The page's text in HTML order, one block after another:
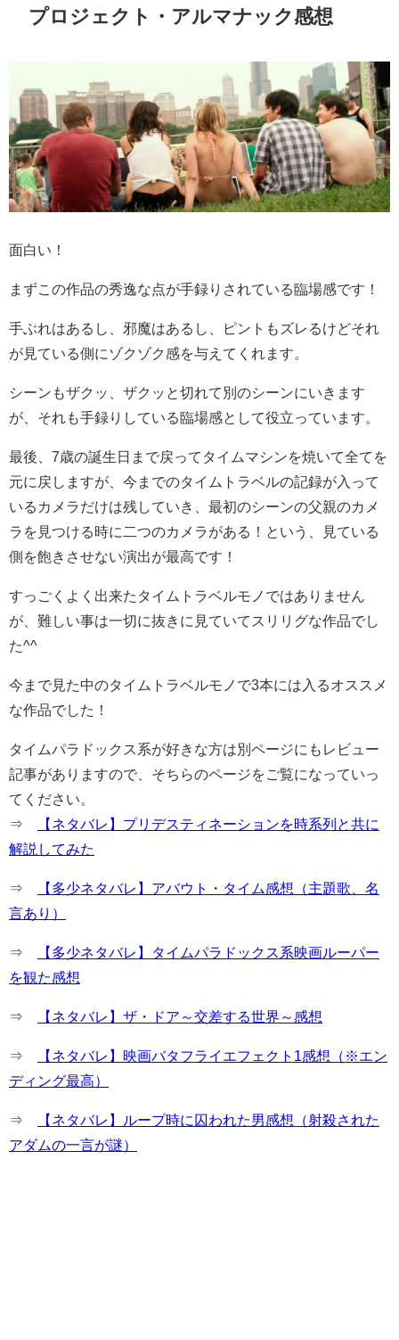
プロジェクト・アルマナック感想
面白い！
まずこの作品の秀逸な点が手録りされている臨場感です！
手ぶれはあるし、邪魔はあるし、ピントもズレるけどそれ
が見ている側にゾクゾク感を与えてくれます。
シーンもザクッ、ザクッと切れて別のシーンにいきます
が、それも手録りしている臨場感として役立っています。
最後、7歳の誕生日まで戻ってタイムマシンを焼いて全てを
元に戻しますが、今までのタイムトラベルの記録が入って
いるカメラだけは残していき、最初のシーンの父親のカメ
ラを見つける時に二つのカメラがある！という、見ている
側を飽きさせない演出が最高です！
すっごくよく出来たタイムトラベルモノではありません
が、難しい事は一切に抜きに見ていてスリリグな作品でし
た^^
今まで見た中のタイムトラベルモノで3本には入るオススメ
な作品でした！
タイムパラドックス系が好きな方は別ページにもレビュー
記事がありますので、そちらのページをご覧になっていっ
てください。
⇒
【ネタバレ】プリデスティネーションを時系列と共に
解説してみた
⇒
【多少ネタバレ】アバウト・タイム感想（主題歌、名
言あり）
⇒
【多少ネタバレ】タイムパラドックス系映画ルーパー
を観た感想
⇒ 【ネタバレ】ザ・ドア～交差する世界～感想
⇒
【ネタバレ】映画バタフライエフェクト1感想（※エン
ディング最高）
⇒
【ネタバレ】ループ時に囚われた男感想（射殺された
アダムの一言が謎）